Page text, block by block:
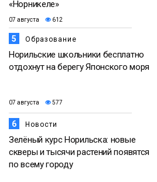
«Норникеле»
07 августа 612
5 Образование
Норильские школьники бесплатно
отдохнут на берегу Японского моря
07 августа 577
6 Новости
Зелёный курс Норильска: новые
скверы и тысячи растений появятся
по всему городу